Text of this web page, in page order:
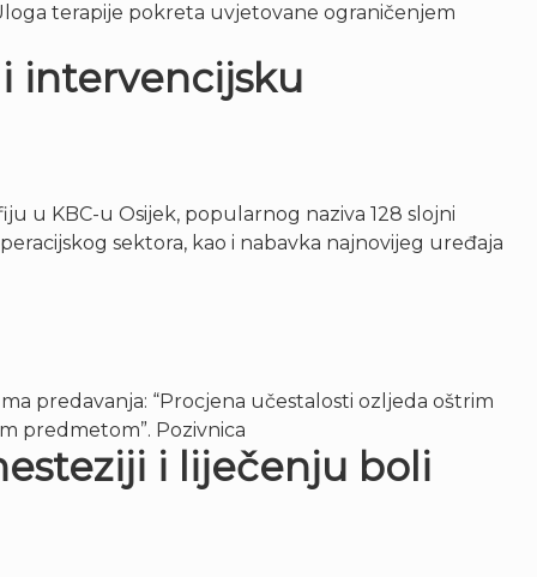
terapije pokreta uvjetovane ograničenjem
intervencijsku
u KBC-u Osijek, popularnog naziva 128 slojni
sektora, kao i nabavka najnovijeg uređaja
predavanja: “Procjena učestalosti ozljeda oštrim
predmetom”. Pozivnica
i liječenju boli